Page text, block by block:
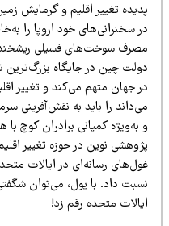
تغییر اقلیم و گرمایش زمین
سخنرانی‌های خود اروپا را
سوخت‌های فسیلی ریشخند می‌کند
چین در جایگاه بزرگ‌ترین
جهان متهم می‌کند و تغییر اقلیم
را باید به نقش‌آفرینی
به‌ویژه کمپانی برادران کوچ با هدف
نوین در حوزه تغییر اقلیم و
رسانه‌ای در ایالات متحده
داد. با پول، می‌توان شگفتی‌های
متحده رقم زد!